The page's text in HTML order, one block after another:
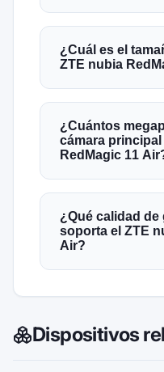
¿Cuál es el
ZTE nubia
¿Cuántos
cámara
RedMagic 11
¿Qué calidad
soporta el ZTE
Air?
Dispositivos